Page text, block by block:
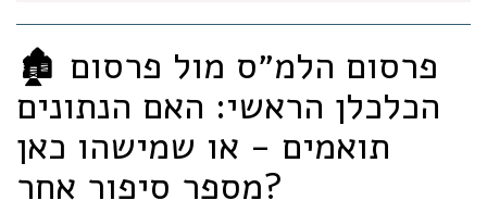
🏚️ פרסום הלמ״ס מול פרסום
הכלכלן הראשי: האם הנתונים
תואמים - או שמישהו כאן
מספר סיפור אחר?